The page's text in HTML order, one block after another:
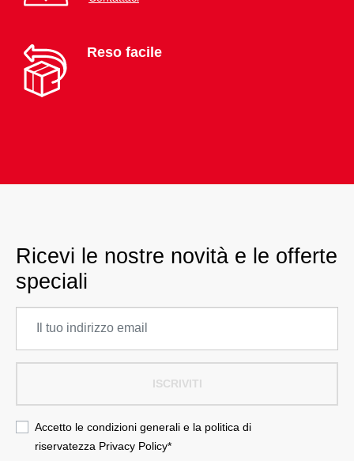
Reso facile
Ricevi le nostre novità e le offerte
speciali
ISCRIVITI
Accetto le condizioni generali e la politica di
riservatezza Privacy Policy*